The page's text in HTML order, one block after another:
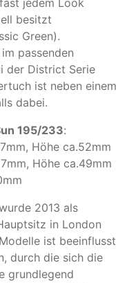
jedem Look
besitzt
Green).
passenden
der District Serie
ist neben einem
dabei.
195/233:
Höhe ca.52mm
Höhe ca.49mm
2013 als
in London
ist beeinflusst
durch die sich die
grundlegend